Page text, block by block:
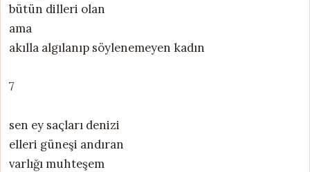
bütün dilleri olan
ama
akılla algılanıp söylenemeyen kadın
7
sen ey saçları denizi
elleri güneşi andıran
varlığı muhteşem